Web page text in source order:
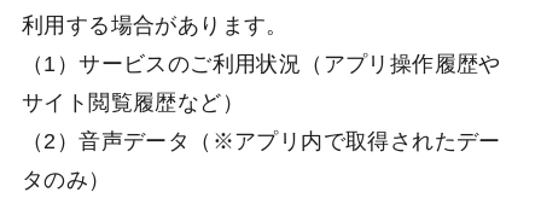
利用する場合があります。
（1）サービスのご利用状況（アプリ操作履歴や
サイト閲覧履歴など）
（2）音声データ（※アプリ内で取得されたデー
タのみ）